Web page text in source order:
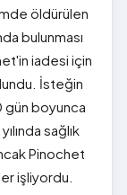
öldürülen
bulunması
iadesi için
İsteğin
gün boyunca
sağlık
Pinochet
işliyordu.